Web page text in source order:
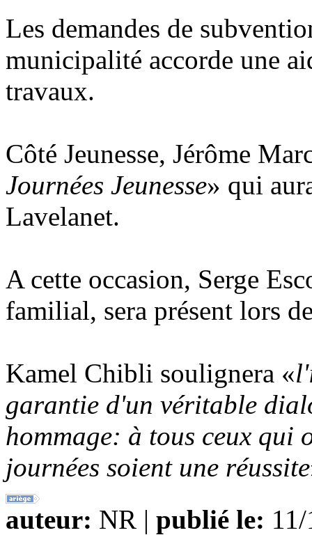
Les demandes de
municipalité accorde une
travaux.
Côté Jeunesse, Jérôme
Journées Jeunesse» qui
Lavelanet.
A cette occasion, Serge
familial, sera présent lors
Kamel Chibli soulignera «
garantie d'un véritable
hommage: à tous ceux qui
journées soient une réussite
auteur: NR | publié le: